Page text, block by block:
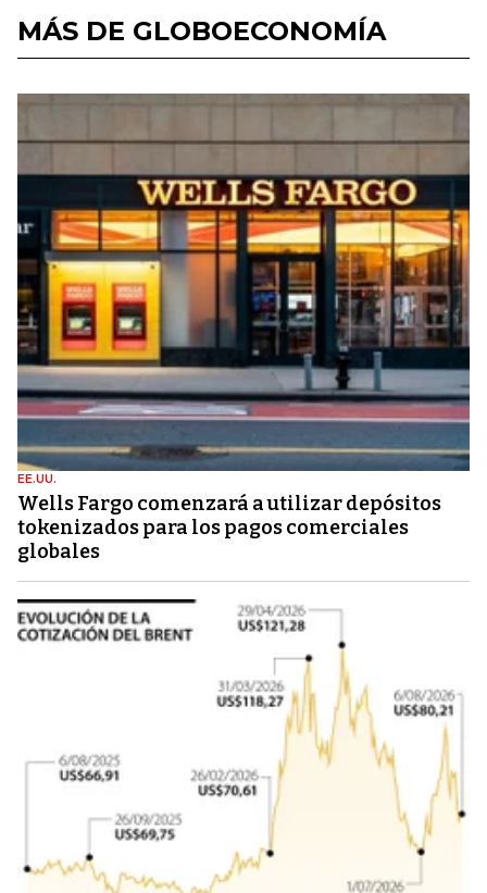
MÁS DE GLOBOECONOMÍA
EE.UU.
Wells Fargo comenzará a utilizar depósitos
tokenizados para los pagos comerciales
globales